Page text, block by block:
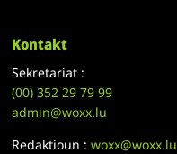
Kontakt
Sekretariat :
(00)352 29 79 99
admin@woxx.lu
Redaktioun :woxx@woxx.lu